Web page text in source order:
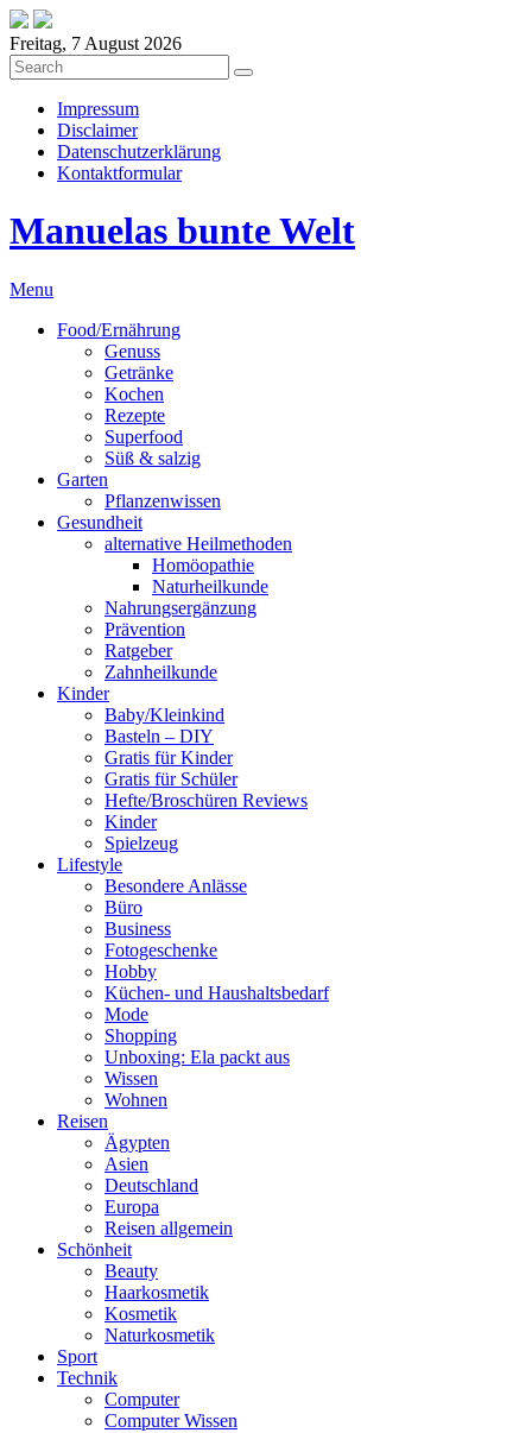
Freitag, 7 August 2026
Impressum
Disclaimer
Datenschutzerklärung
Kontaktformular
Manuelas bunte Welt
Menu
Food/Ernährung
Genuss
Getränke
Kochen
Rezepte
Superfood
Süß & salzig
Garten
Pflanzenwissen
Gesundheit
alternative Heilmethoden
Homöopathie
Naturheilkunde
Nahrungsergänzung
Prävention
Ratgeber
Zahnheilkunde
Kinder
Baby/Kleinkind
Basteln – DIY
Gratis für Kinder
Gratis für Schüler
Hefte/Broschüren Reviews
Kinder
Spielzeug
Lifestyle
Besondere Anlässe
Büro
Business
Fotogeschenke
Hobby
Küchen- und Haushaltsbedarf
Mode
Shopping
Unboxing: Ela packt aus
Wissen
Wohnen
Reisen
Ägypten
Asien
Deutschland
Europa
Reisen allgemein
Schönheit
Beauty
Haarkosmetik
Kosmetik
Naturkosmetik
Sport
Technik
Computer
Computer Wissen